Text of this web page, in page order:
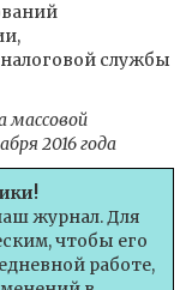
службы
массовой
2016 года
журнал. Для
чтобы его
работе,